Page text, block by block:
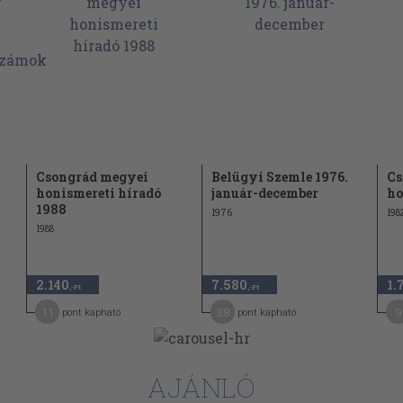
Csongrád megyei
honismereti híradó
1988
1988
2.140 ,-Ft
pont kapható
Belügyi Szemle 1976.
január-december
1976
7.580 ,-Ft
pont kapható
AJÁNLÓ